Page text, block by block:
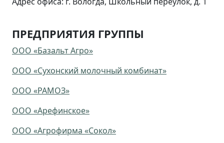
ПРЕДПРИЯТИЯ ГРУППЫ
ООО «Базальт Агро»
ООО «Сухонский молочный комбинат»
ООО «РАМОЗ»
ООО «Арефинское»
ООО «Агрофирма «Сокол»